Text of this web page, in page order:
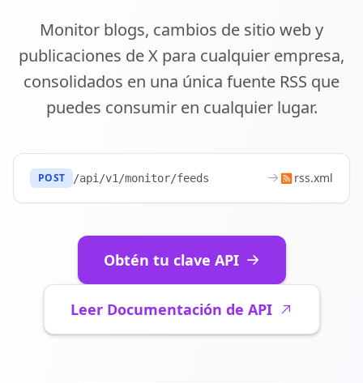
Monitor blogs, cambios de sitio web y
publicaciones de X para cualquier empresa,
consolidados en una única fuente RSS que
puedes consumir en cualquier lugar.
POST /api/v1/monitor/feeds rss.xml
Obtén tu clave API
Leer Documentación de API